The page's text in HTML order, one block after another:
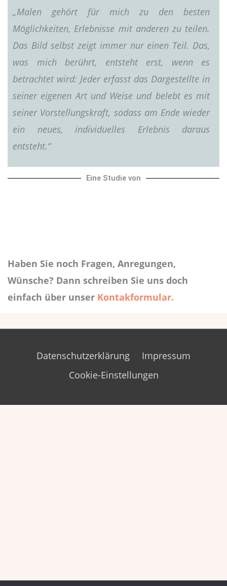
„Malen gehört für mich zu den besten
Möglichkeiten, Erlebnisse mit anderen zu teilen.
Das Bild selbst zeigt immer nur einen Teil. Das,
was mich berührt, entsteht erst, wenn es
betrachtet wird: Jeder erfasst das Dargestellte in
seiner eigenen Art und Weise und belebt es mit
seiner Vorstellungskraft, sodass am Ende wieder
ein neues, individuelles Erlebnis daraus
entsteht.“
Eine Studie von
Haben Sie noch Fragen, Anregungen,
Wünsche? Dann schreiben Sie uns doch
einfach über unser Kontakformular.
Datenschutzerklärung
Impressum
Cookie-Einstellungen